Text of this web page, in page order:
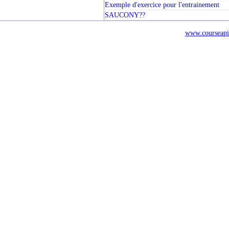
Exemple d'exercice pour l'entrainement
SAUCONY??